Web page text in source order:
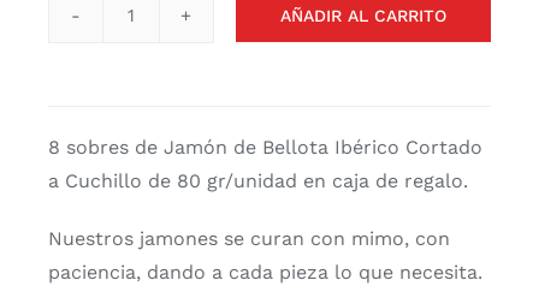
de
Jamón
Bellota
Ibérico
AÑADIR AL CARRITO
8 sobres de Jamón de Bellota Ibérico Cortado
a Cuchillo de 80 gr/unidad en caja de regalo.
Nuestros jamones se curan con mimo, con
paciencia, dando a cada pieza lo que necesita.